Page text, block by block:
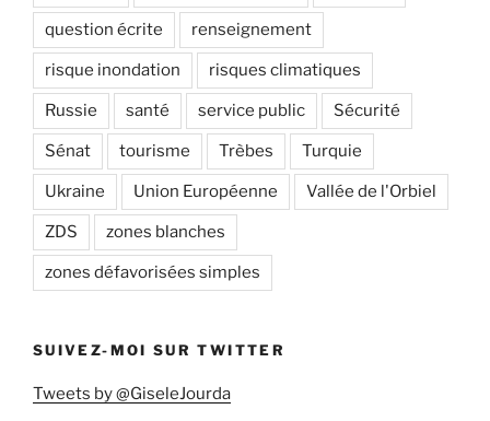
question écrite renseignement
risque inondation risques climatiques
Russie santé service public Sécurité
Sénat tourisme Trèbes Turquie
Ukraine Union Européenne Vallée de l'Orbiel
ZDS zones blanches
zones défavorisées simples
SUIVEZ-MOI SUR TWITTER
Tweets by @GiseleJourda